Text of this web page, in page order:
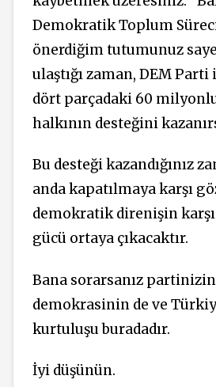
Demokratik Toplum
önerdiğim tutumunuz
ulaştığı zaman, DEM
dört parçadaki 60
halkının desteğini
Bu desteği kazandığınız
anda kapatılmaya karşı
demokratik direnişin
gücü ortaya çıkacaktır.
Bana sorarsanız partinizin
demokrasinin de ve
kurtuluşu buradadır.
İyi düşünün.